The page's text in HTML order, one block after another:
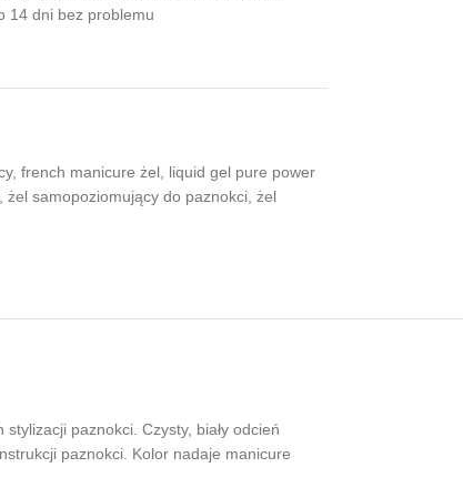
14 dni bez problemu
, french manicure żel, liquid gel pure power
żel samopoziomujący do paznokci, żel
paznokci. Czysty, biały odcień
paznokci. Kolor nadaje manicure